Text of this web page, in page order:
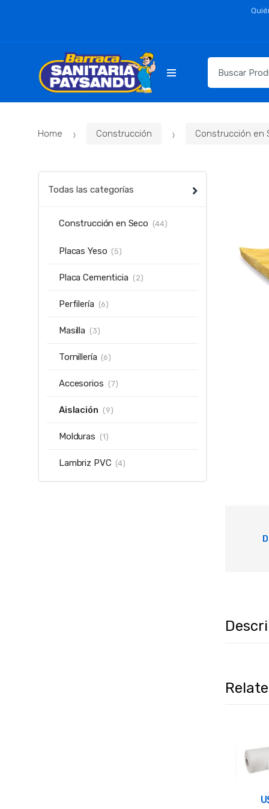
para:
Home Construcción Construcción en
Todas las categorías
Construcción en Seco (44)
Placas Yeso (5)
Placa Cementicia (2)
Perfilería (6)
Masilla (3)
Tornillería (6)
Accesorios (7)
Aislación (9)
Molduras (1)
Lambriz PVC (4)